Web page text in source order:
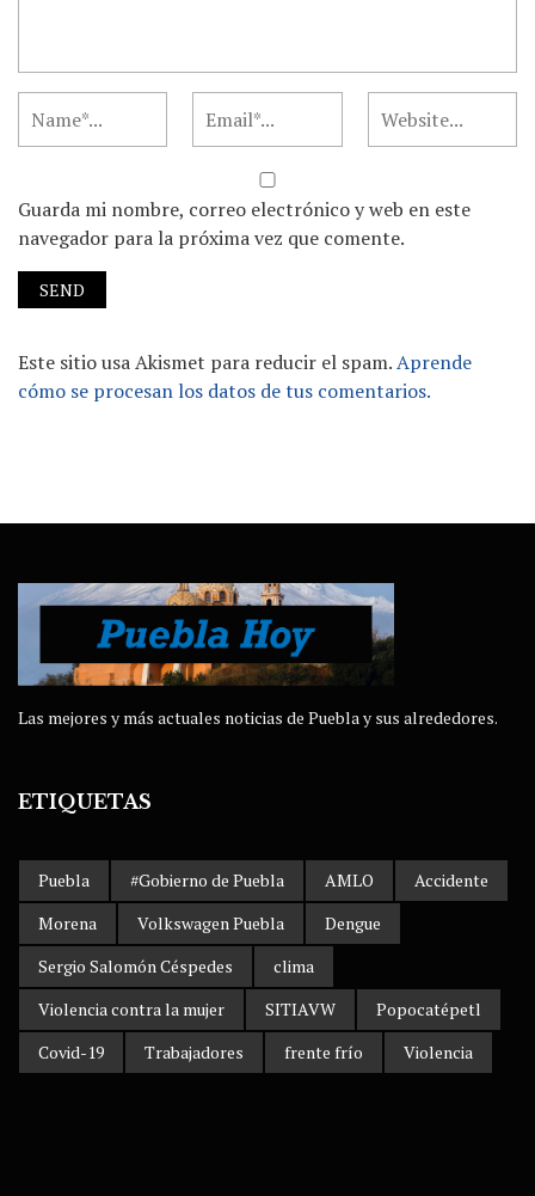
Guarda mi nombre, correo electrónico y web en este
navegador para la próxima vez que comente.
Este sitio usa Akismet para reducir el spam.Aprende
cómo se procesan los datos de tus comentarios.
Las mejores y más actuales noticias de Puebla y sus alrededores.
ETIQUETAS
Puebla #Gobierno de Puebla AMLO
Accidente
Morena
Volkswagen Puebla
Dengue
Sergio Salomón Céspedes
clima
Violencia contra la mujer
SITIAVW
Popocatépetl
Covid-19
Trabajadores frente frío Violencia